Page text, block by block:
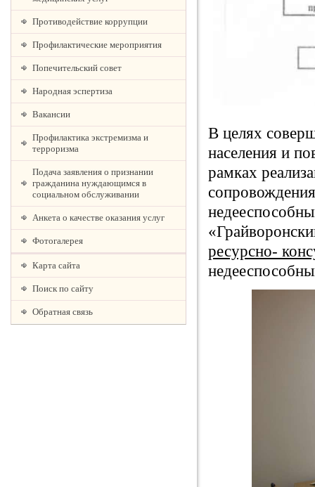
Противодействие коррупции
Профилактические мероприятия
Попечительский совет
Народная эспертиза
Вакансии
Профилактика экстремизма и
терроризма
Подача заявления о признании
гражданина нуждающимся в
социальном обслуживании
Анкета о качестве оказания услуг
Фотогалерея
Карта сайта
Поиск по сайту
Обратная связь
В целях
населения и
рамках
ресурсно-